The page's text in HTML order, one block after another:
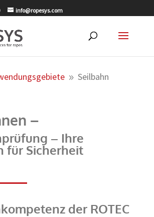
info@ropesys.com
9 Seilbahn
–
– Ihre
für Sicherheit
der ROTEC